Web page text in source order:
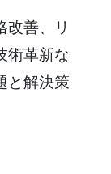
善、リ
術革新な
と解決策